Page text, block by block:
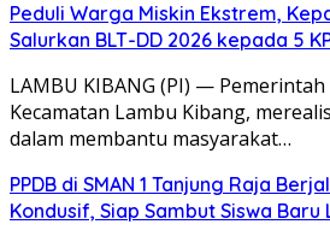
Peduli Warga Miskin Ekstrem,
Salurkan BLT-DD 2026 kepada 5
​LAMBU KIBANG (PI) — Pemerintah
Kecamatan Lambu Kibang,
dalam membantu masyarakat…
PPDB di SMAN 1 Tanjung Raja
Kondusif, Siap Sambut Siswa Baru